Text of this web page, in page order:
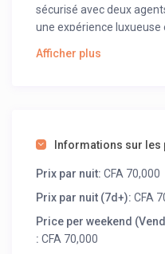
sécurisé avec deux
une expérience
climatisée se transforme
saison. Les trois toilettes,
touche pratique à votre
Facilitez votre arrivée
accessible, tandis que de
Afficher plus
Informations sur les
Prix par nuit: CFA 70,000
Prix par nuit (7d+): CFA
Price per weekend
: CFA 70,000